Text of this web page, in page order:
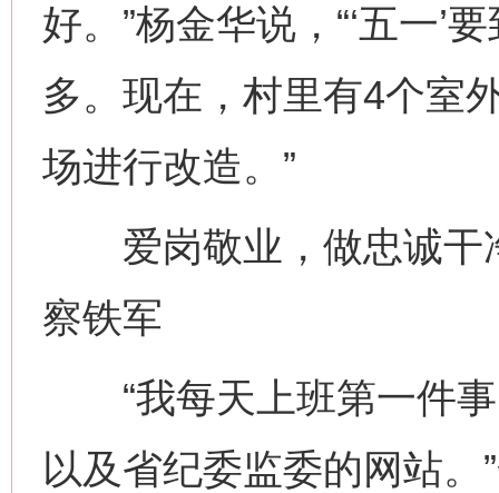
好。”杨金华说，“‘五一’
多。现在，村里有4个室
场进行改造。”
爱岗敬业，做忠诚干
察铁军
“我每天上班第一件事
以及省纪委监委的网站